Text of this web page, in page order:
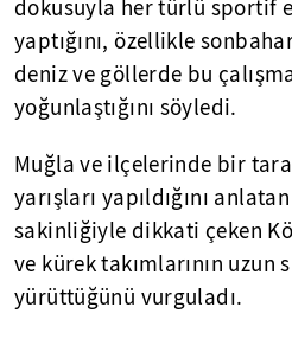
dokusuyla her türlü sportif
yaptığını, özellikle
deniz ve göllerde bu
yoğunlaştığını söyledi.
Muğla ve ilçelerinde bir
yarışları yapıldığını
sakinliğiyle dikkati çeken
ve kürek takımlarının uzun
yürüttüğünü vurguladı.